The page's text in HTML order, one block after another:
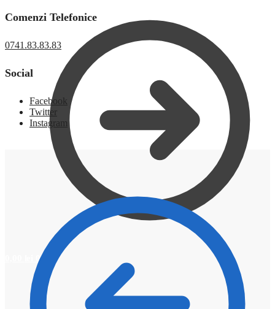
0
Comenzi Telefonice
0741.83.83.83
Social
Facebook
Twitter
Instagram